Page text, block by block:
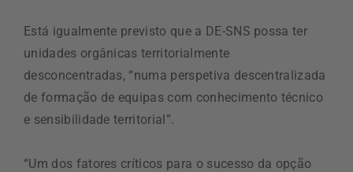
Está igualmente previsto que a DE-SNS possa ter
unidades orgânicas territorialmente
desconcentradas, “numa perspetiva descentralizada
de formação de equipas com conhecimento técnico
e sensibilidade territorial”.
“Um dos fatores críticos para o sucesso da opção